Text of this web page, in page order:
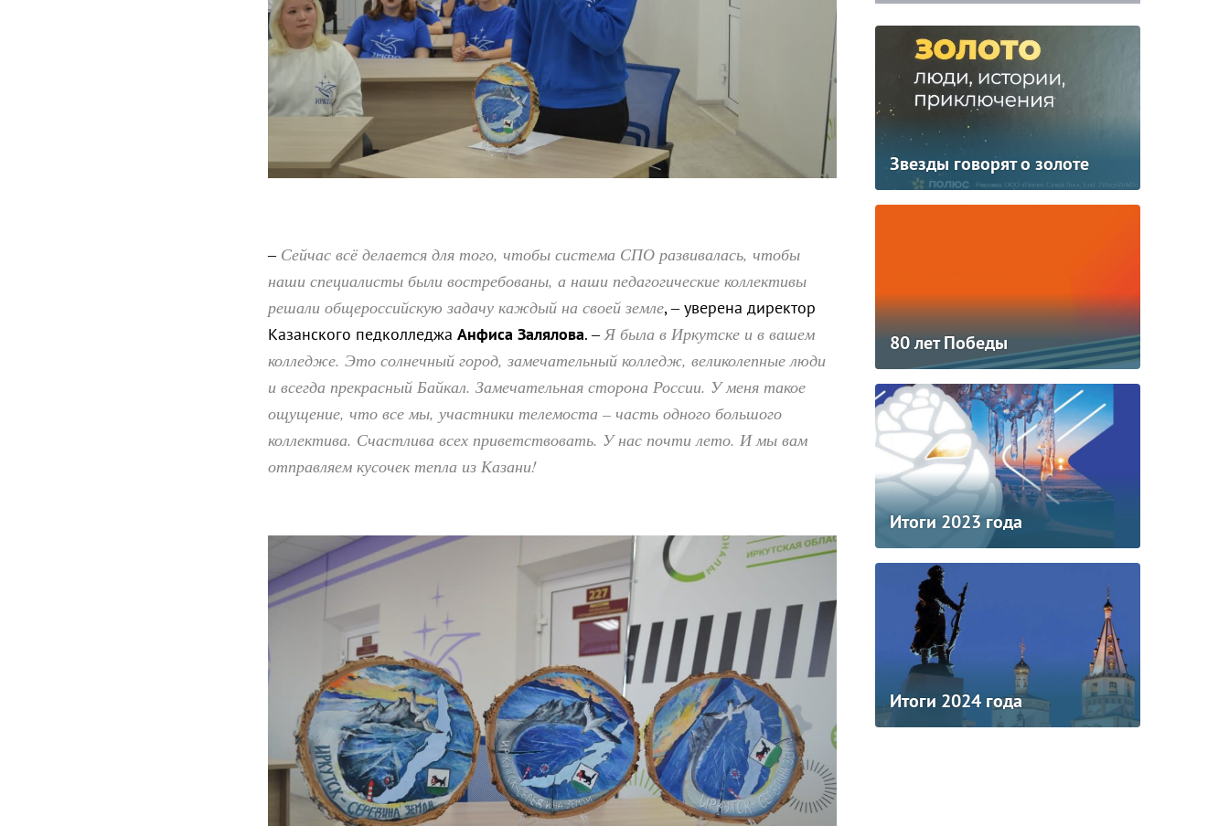
– Сейчас всё делается для того, чтобы система СПО развивалась, чтобы
наши специалисты были востребованы, а наши педагогические коллективы
решали общероссийскую задачу каждый на своей земле, – уверена директор
Казанского педколледжа Анфиса Залялова. –Я была в Иркутске и в вашем
колледже. Это солнечный город, замечательный колледж, великолепные люди
и всегда прекрасный Байкал. Замечательная сторона России. У меня такое
ощущение, что все мы, участники телемоста – часть одного большого
коллектива. Счастлива всех приветствовать. У нас почти лето. И мы вам
отправляем кусочек тепла из Казани!
Звезды говорят о золоте
80 лет Победы
Итоги 2023 года
Итоги 2024 года